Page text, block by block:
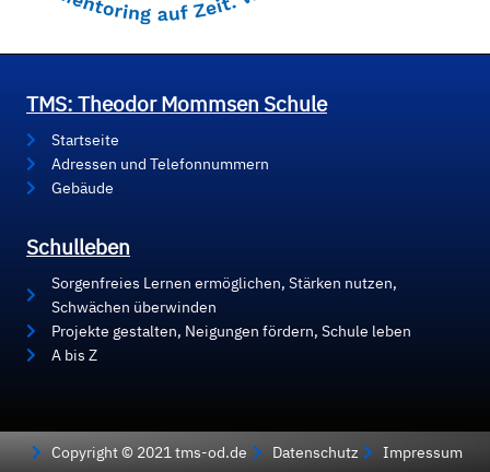
TMS: Theodor Mommsen Schule
Startseite
Adressen und Telefonnummern
Gebäude
Schulleben
Sorgenfreies Lernen ermöglichen, Stärken nutzen,
Schwächen überwinden
Projekte gestalten, Neigungen fördern, Schule leben
A bis Z
Copyright © 2021 tms-od.de Datenschutz Impressum